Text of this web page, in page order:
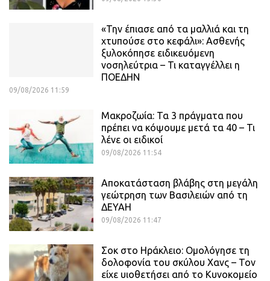
«Την έπιασε από τα μαλλιά και τη
χτυπούσε στο κεφάλι»: Ασθενής
ξυλοκόπησε ειδικευόμενη
νοσηλεύτρια – Τι καταγγέλλει η
ΠΟΕΔΗΝ
09/08/2026 11:59
Μακροζωία: Τα 3 πράγματα που
πρέπει να κόψουμε μετά τα 40 – Τι
λένε οι ειδικοί
09/08/2026 11:54
Αποκατάσταση βλάβης στη μεγάλη
γεώτρηση των Βασιλειών από τη
ΔΕΥΑΗ
09/08/2026 11:47
Σοκ στο Ηράκλειο: Ομολόγησε τη
δολοφονία του σκύλου Χανς – Τον
είχε υιοθετήσει από το Κυνοκομείο